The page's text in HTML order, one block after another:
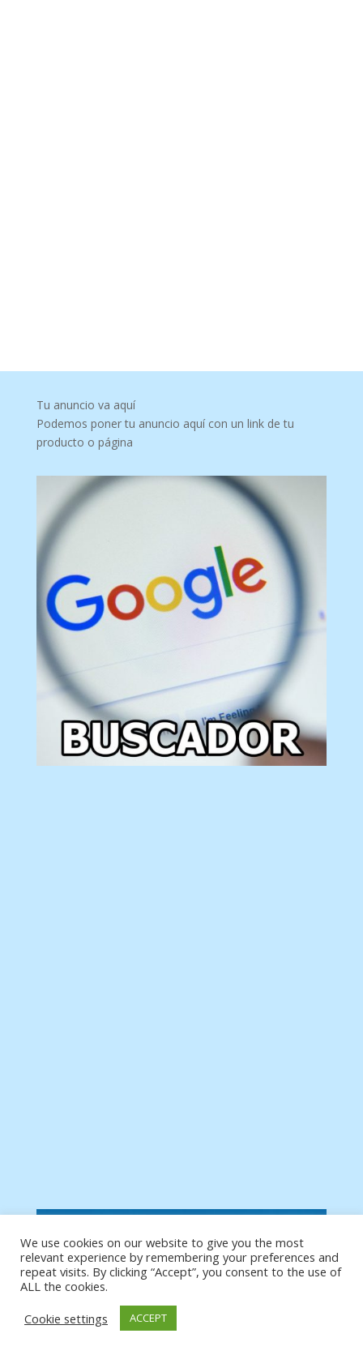
Tu anuncio va aquí
Podemos poner tu anuncio aquí con un link de tu
producto o página
We use cookies on our website to give you the most
relevant experience by remembering your preferences and
repeat visits. By clicking “Accept”, you consent to the use of
ALL the cookies.
Cookie settings
ACCEPT